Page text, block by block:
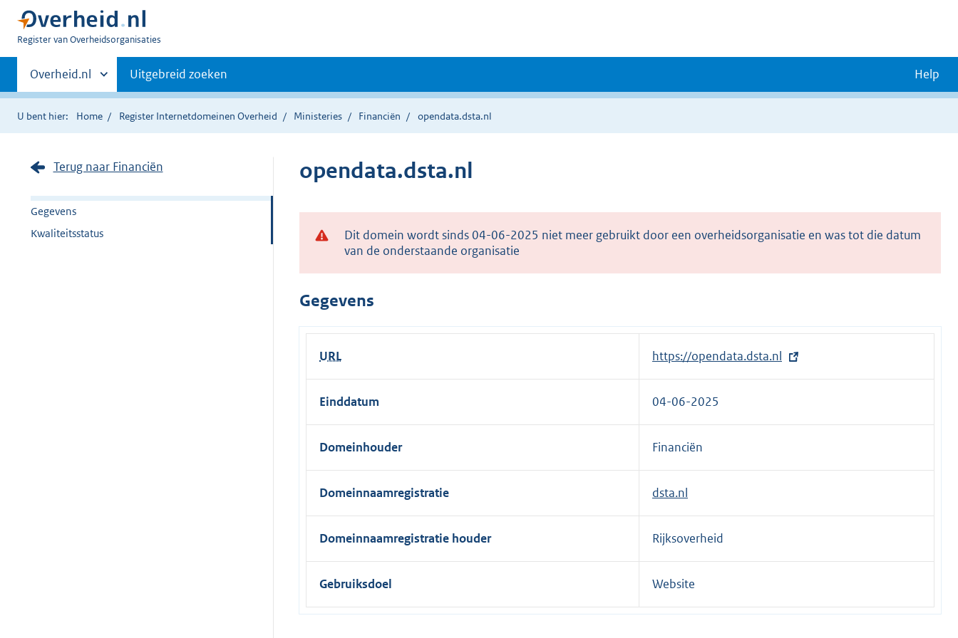
U
Register van Overheidsorganisaties
Primaire
navigatie
Andere
sites
binnen
Overheid.nl Uitgebreid zoeken Help
U bent hier: Home Register Internetdomeinen Overheid Ministeries Financiën opendata.dsta.nl
Terug naar Financiën
Gegevens
Kwaliteitsstatus
opendata.dsta.nl
Dit domein wordt sinds 04-06-2025 niet meer gebruikt door een overheidsorganisatie en was tot die datum
van de onderstaande organisatie
Gegevens
URL
E
x
t
n
e
l
https://opendata.dsta.nl
Einddatum 04-06-2025
Domeinhouder Financiën
Domeinnaamregistratie dsta.nl
Domeinnaamregistratie houder Rijksoverheid
Gebruiksdoel Website